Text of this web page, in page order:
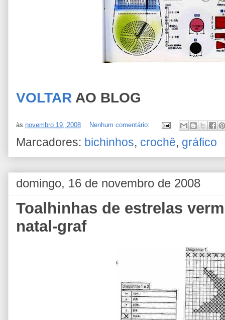
VOLTAR AO BLOG
às novembro 19, 2008 Nenhum comentário:
Marcadores: bichinhos, crochê, gráfico
domingo, 16 de novembro de 2008
Toalhinhas de estrelas
natal-graf